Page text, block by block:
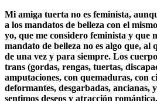
Mi amiga tuerta no es feminista,
a los mandatos de belleza con el
yo, que me considero feminista y que
mandato de belleza no es algo que, al
de una vez y para siempre. Los
trans (gordas, rengas, tuertas,
amputaciones, con quemaduras, con
deformantes, desgarbadas, ancianas,
sentimos deseos y atracción